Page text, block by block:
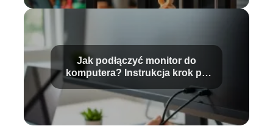
Jak podłączyć monitor do
komputera? Instrukcja krok po